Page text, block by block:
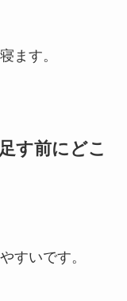
ます。
す前にどこ
すいです。